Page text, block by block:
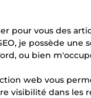
pour vous des
je possède
ou bien
web vous
visibilité dans les